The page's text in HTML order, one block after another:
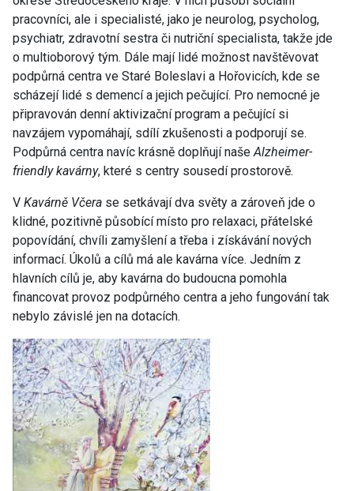
pracovníci, ale i specialisté, jako je neurolog, psycholog,
psychiatr, zdravotní sestra či nutriční specialista, takže jde
o multioborový tým. Dále mají lidé možnost navštěvovat
podpůrná centra ve Staré Boleslavi a Hořovicích, kde se
scházejí lidé s demencí a jejich pečující. Pro nemocné je
připravován denní aktivizační program a pečující si
navzájem vypomáhají, sdílí zkušenosti a podporují se.
Podpůrná centra navíc krásně doplňují našeAlzheimer-
friendly kavárny, které s centry sousedí prostorově.
V Kavárně Včera se setkávají dva světy a zároveň jde o
klidné, pozitivně působící místo pro relaxaci, přátelské
popovídání, chvíli zamyšlení a třeba i získávání nových
informací. Úkolů a cílů má ale kavárna více. Jedním z
hlavních cílů je, aby kavárna do budoucna pomohla
financovat provoz podpůrného centra a jeho fungování tak
nebylo závislé jen na dotacích.